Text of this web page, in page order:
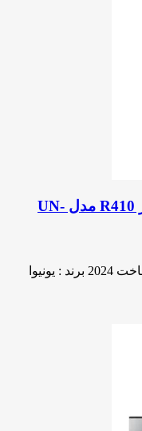
کولر گازی 24000 یونیوا T4 پرو گاز R410 مدل UN-
ظرفیت : 24000 موتور : T4 گاز : R410 ساخت 2024 برند : یونیوا